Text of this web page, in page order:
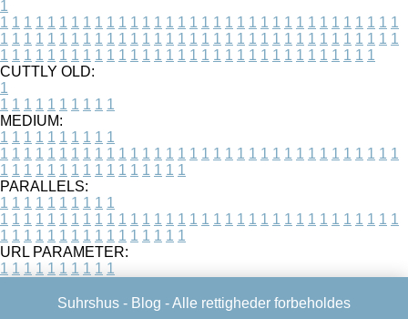
1
1 1 1 1 1 1 1 1 1 1 1 1 1 1 1 1 1 1 1 1 1 1 1 1 1 1 1 1 1 1 1 1 1 1
1 1 1 1 1 1 1 1 1 1 1 1 1 1 1 1 1 1 1 1 1 1 1 1 1 1 1 1 1 1 1 1 1 1
1 1 1 1 1 1 1 1 1 1 1 1 1 1 1 1 1 1 1 1 1 1 1 1 1 1 1 1 1 1 1 1
CUTTLY OLD:
1
1 1 1 1 1 1 1 1 1 1
MEDIUM:
1 1 1 1 1 1 1 1 1 1
1 1 1 1 1 1 1 1 1 1 1 1 1 1 1 1 1 1 1 1 1 1 1 1 1 1 1 1 1 1 1 1 1 1
1 1 1 1 1 1 1 1 1 1 1 1 1 1 1 1
PARALLELS:
1 1 1 1 1 1 1 1 1 1
1 1 1 1 1 1 1 1 1 1 1 1 1 1 1 1 1 1 1 1 1 1 1 1 1 1 1 1 1 1 1 1 1 1
1 1 1 1 1 1 1 1 1 1 1 1 1 1 1 1
URL PARAMETER:
1 1 1 1 1 1 1 1 1 1
Suhrshus - Blog - Alle rettigheder forbeholdes